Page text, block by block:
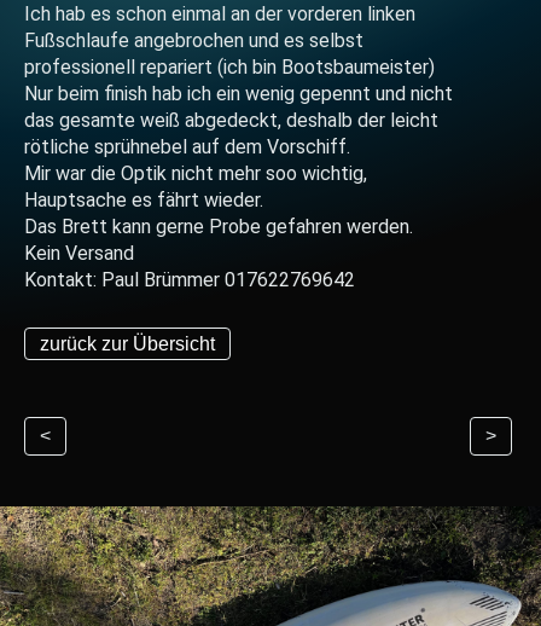
Ich hab es schon einmal an der vorderen linken
Fußschlaufe angebrochen und es selbst
professionell repariert (ich bin Bootsbaumeister)
Nur beim finish hab ich ein wenig gepennt und nicht
das gesamte weiß abgedeckt, deshalb der leicht
rötliche sprühnebel auf dem Vorschiff.
Mir war die Optik nicht mehr soo wichtig,
Hauptsache es fährt wieder.
Das Brett kann gerne Probe gefahren werden.
Kein Versand
Kontakt: Paul Brümmer 017622769642
zurück zur Übersicht
< >